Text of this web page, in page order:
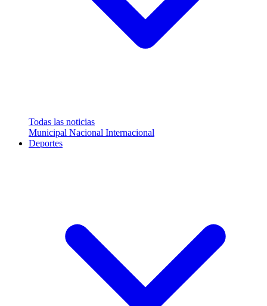
Todas las noticias
Municipal Nacional Internacional
Deportes